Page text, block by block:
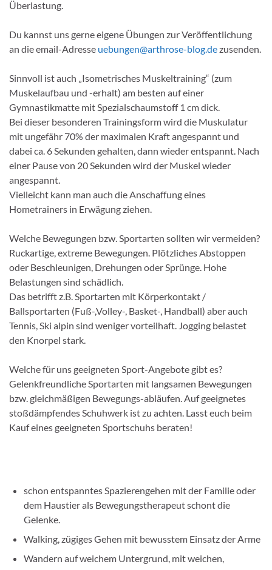
Überlastung.
Du kannst uns gerne eigene Übungen zur Veröffentlichung
an die email-Adresse uebungen@arthrose-blog.dezusenden.
Sinnvoll ist auch „Isometrisches Muskeltraining“ (zum
Muskelaufbau und -erhalt) am besten auf einer
Gymnastikmatte mit Spezialschaumstoff 1 cm dick.
Bei dieser besonderen Trainingsform wird die Muskulatur
mit ungefähr 70% der maximalen Kraft angespannt und
dabei ca. 6 Sekunden gehalten, dann wieder entspannt. Nach
einer Pause von 20 Sekunden wird der Muskel wieder
angespannt.
Vielleicht kann man auch die Anschaffung eines
Hometrainers in Erwägung ziehen.
Welche Bewegungen bzw. Sportarten sollten wir vermeiden?
Ruckartige, extreme Bewegungen. Plötzliches Abstoppen
oder Beschleunigen, Drehungen oder Sprünge. Hohe
Belastungen sind schädlich.
Das betrifft z.B. Sportarten mit Körperkontakt /
Ballsportarten (Fuß-,Volley-, Basket-, Handball) aber auch
Tennis, Ski alpin sind weniger vorteilhaft. Jogging belastet
den Knorpel stark.
Welche für uns geeigneten Sport-Angebote gibt es?
Gelenkfreundliche Sportarten mit langsamen Bewegungen
bzw. gleichmäßigen Bewegungs-abläufen. Auf geeignetes
stoßdämpfendes Schuhwerk ist zu achten. Lasst euch beim
Kauf eines geeigneten Sportschuhs beraten!
schon entspanntes Spazierengehen mit der Familie oder
dem Haustier als Bewegungstherapeut schont die
Gelenke.
Walking, zügiges Gehen mit bewusstem Einsatz der Arme
Wandern auf weichem Untergrund, mit weichen,